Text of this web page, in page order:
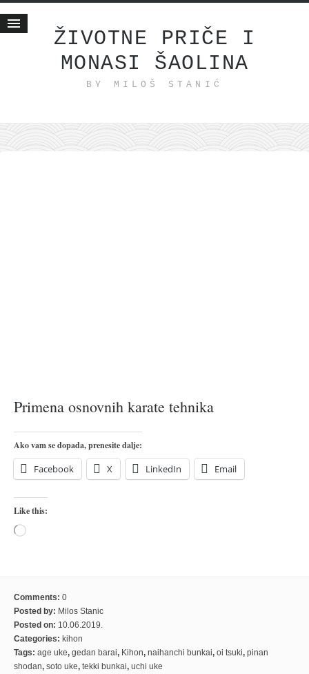
ŽIVOTNE PRIČE I
MONASI ŠAOLINA
BY MILOŠ STANIĆ
Životne priče
internet poslovanje
ishranom do zdravlja
umesto tvitera
azbuki i knjige
Okinava karate
najnovije na blogu
kihon
naihanchi
kushanku
Primena osnovnih karate tehnika
Ako vam se dopada, prenesite dalje:
Facebook X LinkedIn Email
Like this:
Loading…
Comments: 0
Posted by: Milos Stanic
Posted on: 10.06.2019.
Categories: kihon
Tags: age uke, gedan barai, Kihon, naihanchi bunkai, oi tsuki, pinan
shodan, soto uke, tekki bunkai, uchi uke